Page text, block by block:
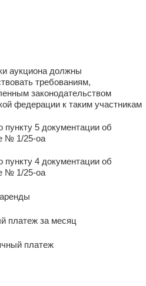
аукциона должны
требованиям,
законодательством
федерации к таким участникам
пункту 5 документации об
№ 1/25-оа
пункту 4 документации об
№ 1/25-оа
платеж за месяц
платеж